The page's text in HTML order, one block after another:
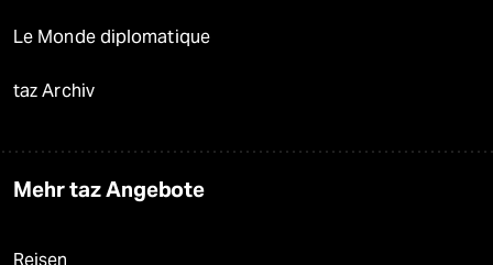
Le Monde diplomatique
taz Archiv
Mehr taz Angebote
Reisen